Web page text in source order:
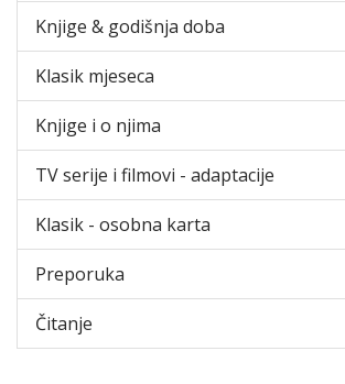
Knjige & godišnja doba
Klasik mjeseca
Knjige i o njima
TV serije i filmovi - adaptacije
Klasik - osobna karta
Preporuka
Čitanje